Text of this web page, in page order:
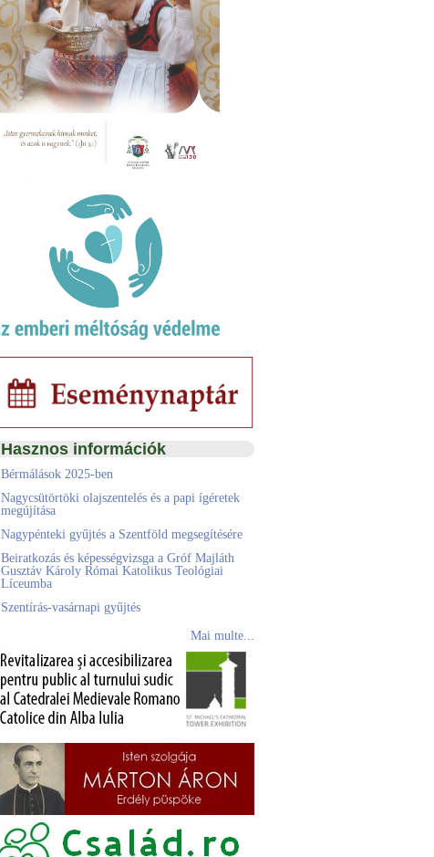
Hasznos információk
Bérmálások 2025-ben
Nagycsütörtöki olajszentelés és a papi ígéretek
megújítása
Nagypénteki gyűjtés a Szentföld megsegítésére
Beiratkozás és képességvizsga a Gróf Majláth
Gusztáv Károly Római Katolikus Teológiai
Líceumba
Szentírás-vasárnapi gyűjtés
Mai multe...